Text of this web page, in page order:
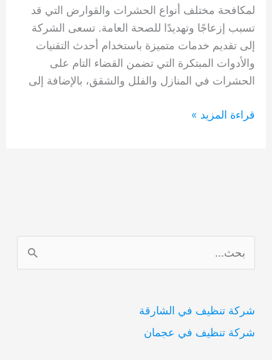
لمكافحة مختلف أنواع الحشرات والقوارض التي قد
تسبب إزعاجًا وتهديدًا للصحة العامة. تسعى الشركة
إلى تقديم خدمات متميزة باستخدام أحدث التقنيات
والأدوات المبتكرة التي تضمن القضاء التام على
الحشرات في المنازل والفلل والشقق، بالإضافة إلى
شركه
قراءة المزيد »
ل
ح
ث
شركة تنظيف في الشارقة
شركة تنظيف في عجمان